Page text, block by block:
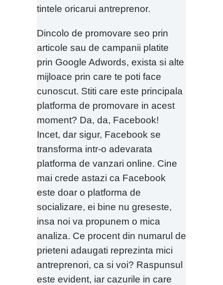
tintele oricarui antreprenor.
Dincolo de promovare seo prin
articole sau de campanii platite
prin Google Adwords, exista si alte
mijloace prin care te poti face
cunoscut. Stiti care este principala
platforma de promovare in acest
moment? Da, da, Facebook!
Incet, dar sigur, Facebook se
transforma intr-o adevarata
platforma de vanzari online. Cine
mai crede astazi ca Facebook
este doar o platforma de
socializare, ei bine nu greseste,
insa noi va propunem o mica
analiza. Ce procent din numarul de
prieteni adaugati reprezinta mici
antreprenori, ca si voi? Raspunsul
este evident, iar cazurile in care